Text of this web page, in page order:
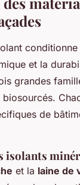
et la
grandes
biosourcés.
de
isolants
et la laine de